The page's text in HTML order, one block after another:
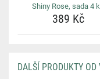
Shiny Rose, sada 4
389 Kč
DALŠÍ PRODUKTY